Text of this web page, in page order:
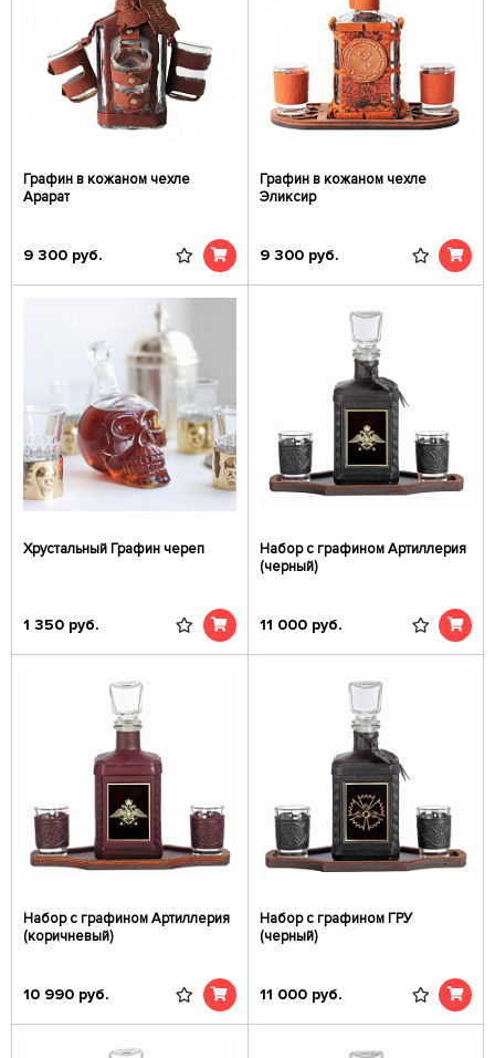
Графин в кожаном чехле
Арарат
9 300 руб.
Графин в кожаном чехле
Эликсир
9 300 руб.
Хрустальный Графин череп
1 350 руб.
Набор с графином Артиллерия
(черный)
11 000 руб.
Набор с графином Артиллерия
(коричневый)
10 990 руб.
Набор с графином ГРУ
(черный)
11 000 руб.